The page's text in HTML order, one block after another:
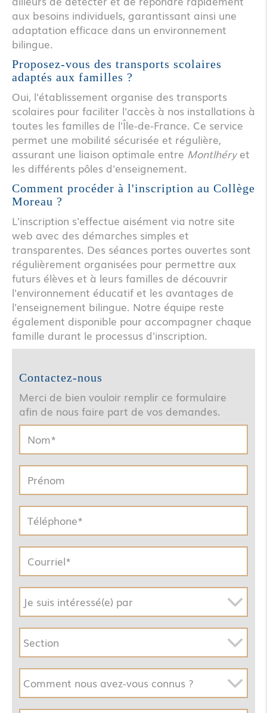
aux besoins individuels, garantissant ainsi une
adaptation efficace dans un environnement
bilingue.
Proposez-vous des transports scolaires
adaptés aux familles ?
Oui, l'établissement organise des transports
scolaires pour faciliter l'accès à nos installations à
toutes les familles de l'Île-de-France. Ce service
permet une mobilité sécurisée et régulière,
assurant une liaison optimale entre Montlhéryet
les différents pôles d'enseignement.
Comment procéder à l'inscription au Collège
Moreau ?
L'inscription s'effectue aisément via notre site
web avec des démarches simples et
transparentes. Des séances portes ouvertes sont
régulièrement organisées pour permettre aux
futurs élèves et à leurs familles de découvrir
l'environnement éducatif et les avantages de
l'enseignement bilingue. Notre équipe reste
également disponible pour accompagner chaque
famille durant le processus d'inscription.
Contactez-nous
Merci de bien vouloir remplir ce formulaire
afin de nous faire part de vos demandes.